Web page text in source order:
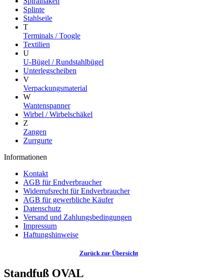
Splinte
Stahlseile
T
Terminals / Toogle
Textilien
U
U-Bügel / Rundstahlbügel
Unterlegscheiben
V
Verpackungsmaterial
W
Wantenspanner
Wirbel / Wirbelschäkel
Z
Zangen
Zurrgurte
Informationen
Kontakt
AGB für Endverbraucher
Widerrufsrecht für Endverbraucher
AGB für gewerbliche Käufer
Datenschutz
Versand und Zahlungsbedingungen
Impressum
Haftungshinweise
Zurück zur Übersicht
Standfuß OVAL